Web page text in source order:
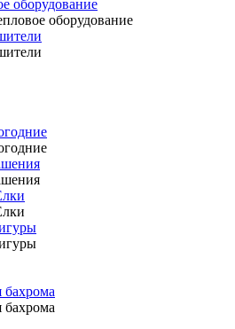
оборудование
оборудование
бахрома
бахрома